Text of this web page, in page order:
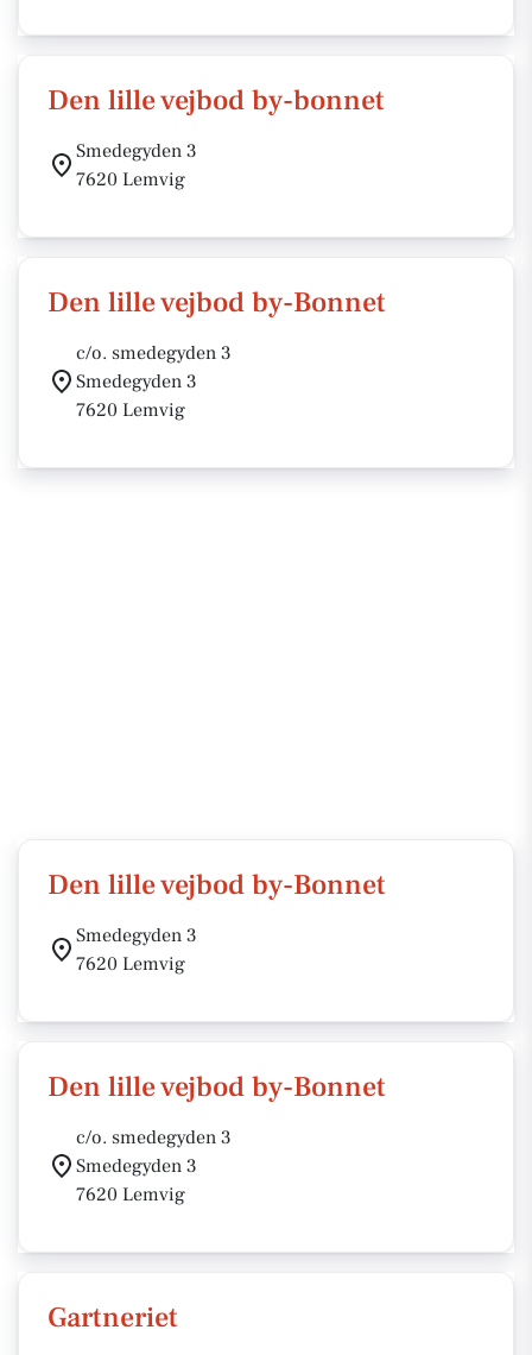
Den lille vejbod by-bonnet
Smedegyden 3
7620 Lemvig
Den lille vejbod by-Bonnet
c/o. smedegyden 3
Smedegyden 3
7620 Lemvig
Den lille vejbod by-Bonnet
Smedegyden 3
7620 Lemvig
Den lille vejbod by-Bonnet
c/o. smedegyden 3
Smedegyden 3
7620 Lemvig
Gartneriet